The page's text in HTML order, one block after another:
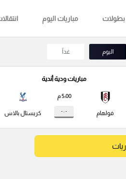
بطولات مباريات اليوم
اليوم غداً
مباريات ودية أندية
فولهام
5:00 م
- : - كريستال بالاس